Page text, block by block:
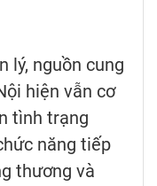
lý, nguồn cung
hiện vẫn cơ
tình trạng
năng tiếp
thương và